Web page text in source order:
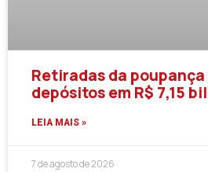
Retiradas da
depósitos em R$ 7,15
LEIA MAIS »
7 de agosto de 2026